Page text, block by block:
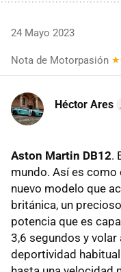
24 Mayo 2023
Nota de Motorpasión
Héctor Ares
Aston Martin DB12.
mundo. Así es como
nuevo modelo que
británica, un
potencia que es
3,6 segundos y
deportividad